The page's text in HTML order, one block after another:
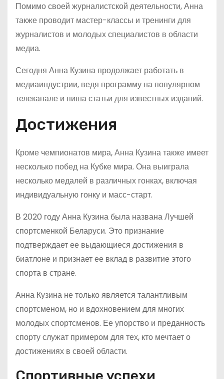
Помимо своей журналистской деятельности, Анна
также проводит мастер-классы и тренинги для
журналистов и молодых специалистов в области
медиа.
Сегодня Анна Кузина продолжает работать в
медиаиндустрии, ведя программу на популярном
телеканале и пиша статьи для известных изданий.
Достижения
Кроме чемпионатов мира, Анна Кузина также имеет
несколько побед на Кубке мира. Она выиграла
несколько медалей в различных гонках, включая
индивидуальную гонку и масс-старт.
В 2020 году Анна Кузина была названа Лучшей
спортсменкой Беларуси. Это признание
подтверждает ее выдающиеся достижения в
биатлоне и признает ее вклад в развитие этого
спорта в стране.
Анна Кузина не только является талантливым
спортсменом, но и вдохновением для многих
молодых спортсменов. Ее упорство и преданность
спорту служат примером для тех, кто мечтает о
достижениях в своей области.